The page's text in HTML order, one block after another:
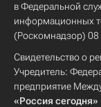
в Федеральной
информационных
(Роскомнадзор) 08
Свидетельство о
Учредитель:
предприятие
«Россия сегодня»